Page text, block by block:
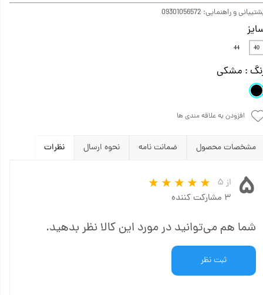
و راهنمایی: 09301056572
40
44
: مشکی
افزودن به علاقه مندی ها
مشخصات محصول ضمانت نامه نحوه ارسال نظرات
۵
از ۵
۳ مشارکت کننده
شما هم می‌توانید در مورد این کالا نظر بدهید.
ثبت نظر